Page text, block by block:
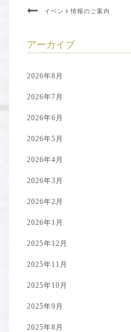
イベント情報のご案内
アーカイブ
2026年8月
2026年7月
2026年6月
2026年5月
2026年4月
2026年3月
2026年2月
2026年1月
2025年12月
2025年11月
2025年10月
2025年9月
2025年8月